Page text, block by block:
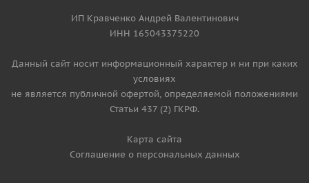
ИП Кравченко Андрей Валентинович
ИНН 165043375220
Данный сайт носит информационный характер и ни при каких
условиях
не является публичной офертой, определяемой положениями
Статьи 437 (2) ГКРФ.
Карта сайта
Соглашение о персональных данных